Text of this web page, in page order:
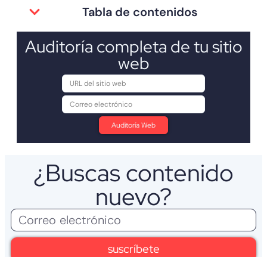
Tabla de contenidos
Auditoría completa de tu sitio
web
¿Buscas contenido
nuevo?
suscríbete